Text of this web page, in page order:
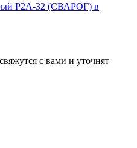
Р2А-32 (СВАРОГ) в
с вами и уточнят